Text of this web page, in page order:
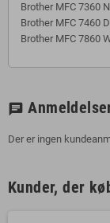
Brother MFC 7360 N
Brother MFC 7460
Brother MFC 7860
chat
Der er ingen
Kunder, der